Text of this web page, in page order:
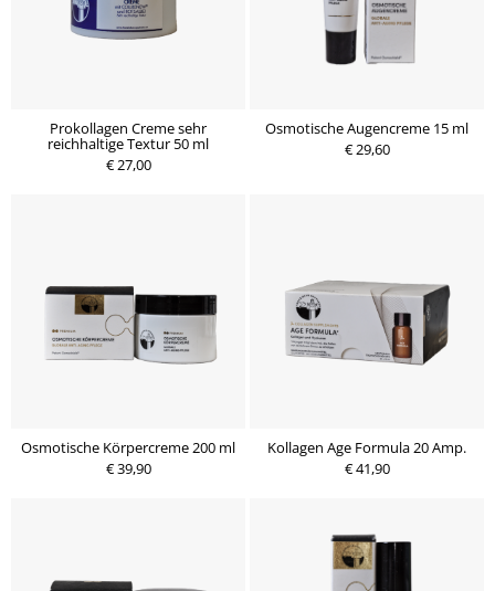
Prokollagen Creme sehr
reichhaltige Textur 50 ml
€ 27,00
Osmotische Augencreme 15 ml
€ 29,60
Osmotische Körpercreme 200 ml
€ 39,90
Kollagen Age Formula 20 Amp.
€ 41,90